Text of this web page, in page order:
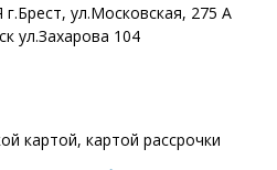
ул.Московская, 275 А
ул.Захарова 104
картой, картой рассрочки